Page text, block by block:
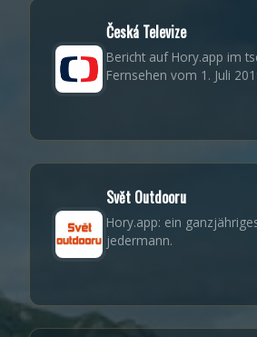
Česká Televize
Bericht auf Hory.app im
Fernsehen vom 1. Juli
Svět Outdooru
Hory.app: ein
jedermann.